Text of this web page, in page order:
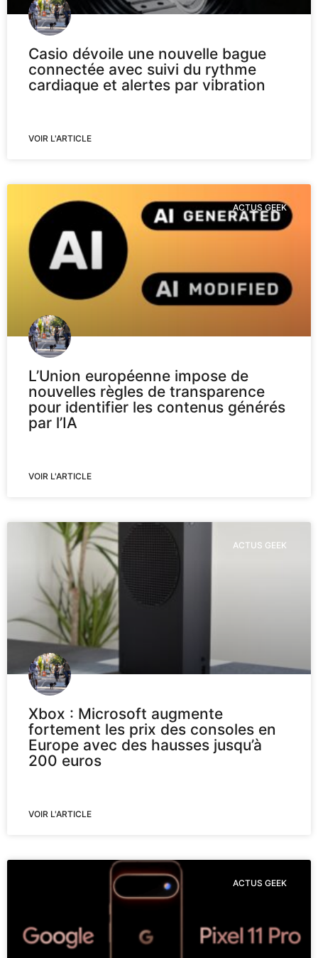
Casio dévoile une nouvelle bague
connectée avec suivi du rythme
cardiaque et alertes par vibration
VOIR L'ARTICLE
ACTUS GEEK
L’Union européenne impose de
nouvelles règles de transparence
pour identifier les contenus générés
par l’IA
VOIR L'ARTICLE
ACTUS GEEK
Xbox : Microsoft augmente
fortement les prix des consoles en
Europe avec des hausses jusqu’à
200 euros
VOIR L'ARTICLE
ACTUS GEEK